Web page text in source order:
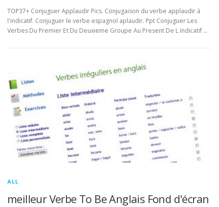
TOP37+ Conjuguer Applaudir Pics. Conjugaison du verbe applaudir à
l'indicatif. Conjuguer le verbe espagnol aplaudir. Ppt Conjuguer Les
Verbes Du Premier Et Du Deuxieme Groupe Au Present De L Indicatif …
ALL
meilleur Verbe To Be Anglais Fond d'écran